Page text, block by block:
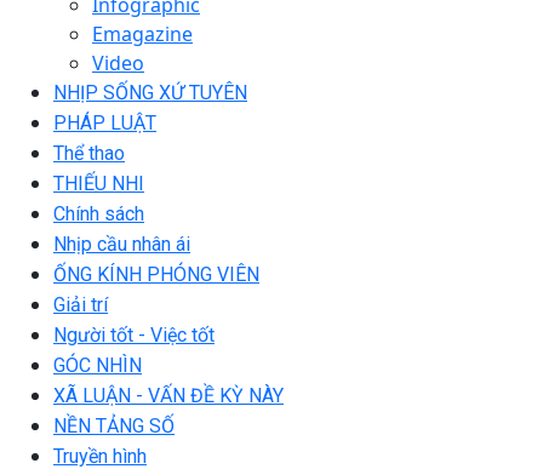
Emagazine
Video
NHỊP SỐNG XỨ TUYÊN
PHÁP LUẬT
Thể thao
THIẾU NHI
Chính sách
Nhịp cầu nhân ái
ỐNG KÍNH PHÓNG VIÊN
Giải trí
Người tốt - Việc tốt
GÓC NHÌN
XÃ LUẬN - VẤN ĐỀ KỲ NÀY
NỀN TẢNG SỐ
Truyền hình